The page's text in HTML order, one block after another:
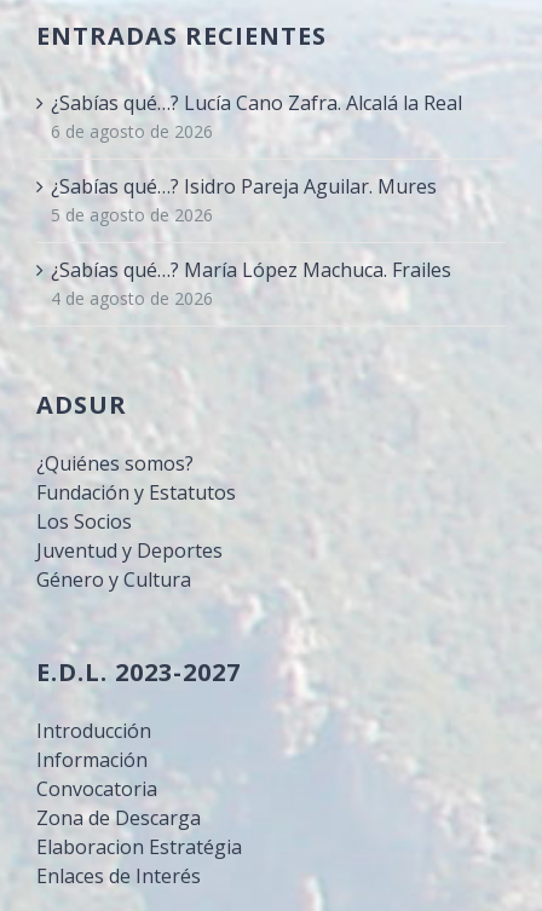
ENTRADAS RECIENTES
¿Sabías qué…? Lucía Cano Zafra. Alcalá la Real
6 de agosto de 2026
¿Sabías qué…? Isidro Pareja Aguilar. Mures
5 de agosto de 2026
¿Sabías qué…? María López Machuca. Frailes
4 de agosto de 2026
ADSUR
¿Quiénes somos?
Fundación y Estatutos
Los Socios
Juventud y Deportes
Género y Cultura
E.D.L. 2023-2027
Introducción
Información
Convocatoria
Zona de Descarga
Elaboracion Estratégia
Enlaces de Interés